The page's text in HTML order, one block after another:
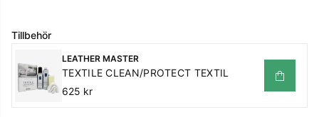
Tillbehör
LEATHER MASTER
TEXTILE CLEAN/PROTECT TEXTIL
625 kr